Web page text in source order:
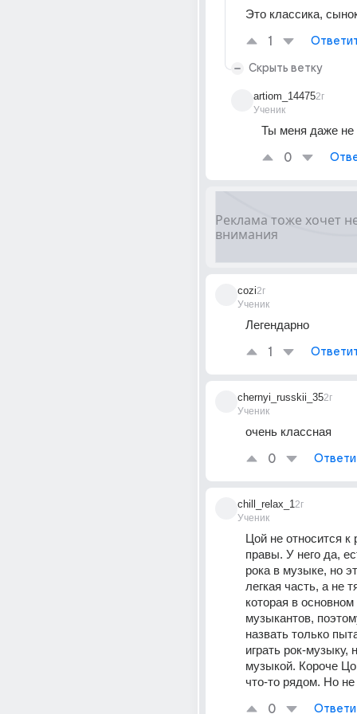
Это классика,
1
Скрыть ветку
artiom_14475
Ученик
2г
Ты меня даже не
0
cozi
Ученик
2г
Легендарно
1
chernyi_russkii_35
Ученик
2г
очень классная
0
chill_relax_1
Ученик
2г
Цой не относится к
правы. У него да,
рока в музыке, но
легкая часть, а не
которая в
музыкантов,
назвать только
играть рок-музыку,
музыкой. Короче
что-то рядом. Но не
0